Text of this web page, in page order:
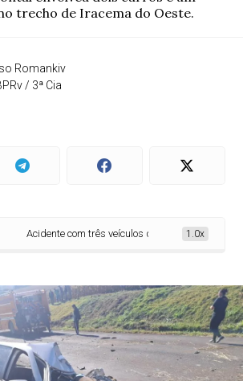
trecho de Iracema do Oeste.
Romankiv
/ 3ª Cia
Acidente com três veículos deixa um morto na PR-
1.0x